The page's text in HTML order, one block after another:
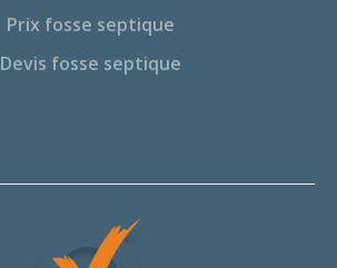
Prix fosse septique
Devis fosse septique